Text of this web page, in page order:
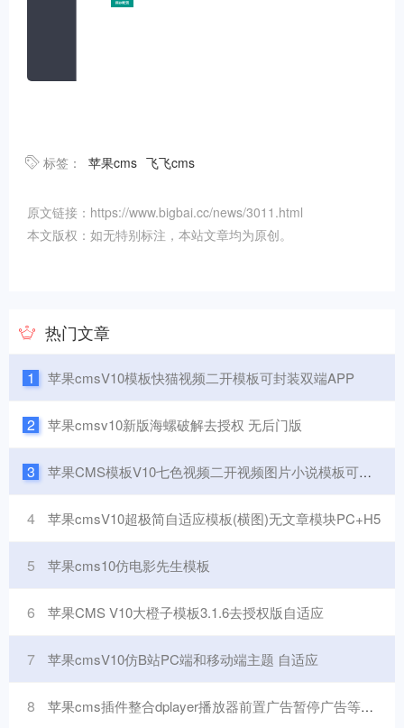
标签： 苹果cms 飞飞cms
原文链接：https://www.bigbai.cc/news/3011.html
本文版权：如无特别标注，本站文章均为原创。
热门文章
1 苹果cmsV10模板快猫视频二开模板可封装双端APP
2 苹果cmsv10新版海螺破解去授权 无后门版
3 苹果CMS模板V10七色视频二开视频图片小说模板可封装APP
4 苹果cmsV10超极简自适应模板(横图)无文章模块PC+H5
5 苹果cms10仿电影先生模板
6 苹果CMS V10大橙子模板3.1.6去授权版自适应
7 苹果cmsV10仿B站PC端和移动端主题 自适应
8 苹果cms插件整合dplayer播放器前置广告暂停广告等功能